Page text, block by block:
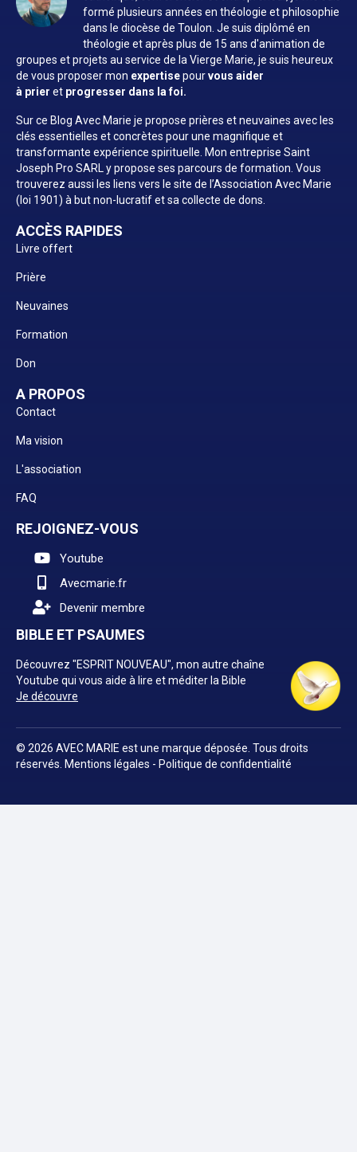
formé plusieurs années en théologie et philosophie
dans le diocèse de Toulon. Je suis diplômé en
théologie et après plus de 15 ans d'animation de
groupes et projets au service de la Vierge Marie, je suis heureux
de vous proposer mon expertisepourvous aider
à prier et progresser dans la foi.
Sur ce Blog Avec Marie je propose prières et neuvaines avec les
clés essentielles et concrètes pour une magnifique et
transformante expérience spirituelle. Mon entreprise Saint
Joseph Pro SARL y propose ses parcours de formation. Vous
trouverez aussi les liens vers le site de l’Association Avec Marie
(loi 1901) à but non-lucratif et sa collecte de dons.
ACCÈS RAPIDES
Livre offert
Prière
Neuvaines
Formation
Don
A PROPOS
Contact
Ma vision
L'association
FAQ
REJOIGNEZ-VOUS
Youtube
Avecmarie.fr
Devenir membre
BIBLE ET PSAUMES
Découvrez "ESPRIT NOUVEAU", mon autre chaîne
Youtube qui vous aide à lire et méditer la Bible
Je découvre
© 2026 AVEC MARIE est une marque déposée. Tous droits
réservés. Mentions légales - Politique de confidentialité